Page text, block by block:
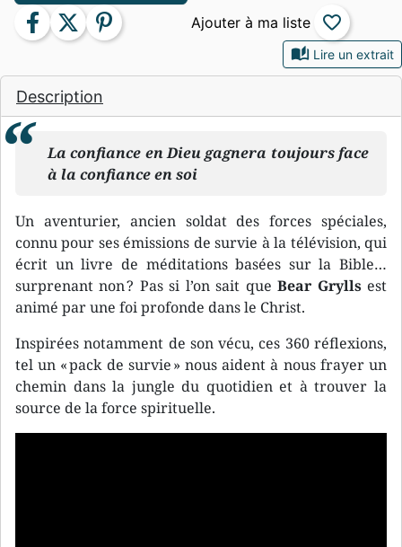
auto_stories Lire un extrait
Description
La confiance en Dieu gagnera toujours face
à la confiance en soi
Un aventurier, ancien soldat des forces spéciales,
connu pour ses émissions de survie à la télévision, qui
écrit un livre de méditations basées sur la Bible…
surprenant non ? Pas si l’on sait queBear Gryllsest
animé par une foi profonde dans le Christ.
Inspirées notamment de son vécu, ces 360 réflexions,
tel un « pack de survie » nous aident à nous frayer un
chemin dans la jungle du quotidien et à trouver la
source de la force spirituelle.
facebook twitter pinterest favorite_border